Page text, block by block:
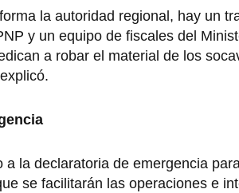
la autoridad regional, hay un
y un equipo de fiscales del
a robar el material de los
a la declaratoria de emergencia
se facilitarán las operaciones e